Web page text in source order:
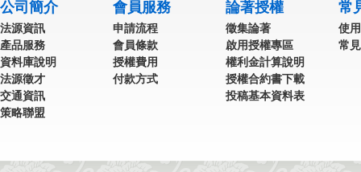
公司簡介
法源資訊
產品服務
資料庫說明
法源徵才
交通資訊
策略聯盟
會員服務
申請流程
會員條款
授權費用
付款方式
論著授權
徵集論著
啟用授權專區
權利金計算說明
授權合約書下載
投稿基本資料表
常
使
常